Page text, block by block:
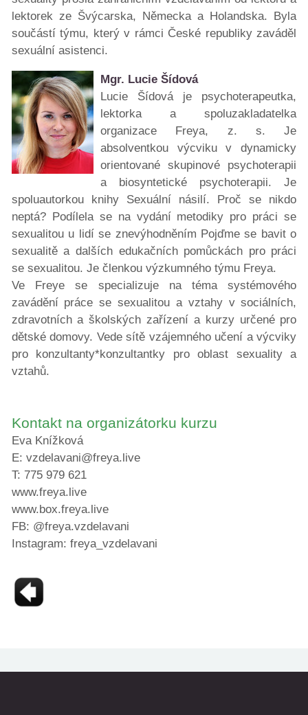
lektorek ze Švýcarska, Německa a Holandska. Byla
součástí týmu, který v rámci České republiky zaváděl
sexuální asistenci.
Mgr. Lucie Šídová
Lucie Šídová je psychoterapeutka,
lektorka a spoluzakladatelka
organizace Freya, z. s. Je
absolventkou výcviku v dynamicky
orientované skupinové psychoterapii
a biosyntetické psychoterapii. Je
spoluautorkou knihy Sexuální násilí. Proč se nikdo
neptá? Podílela se na vydání metodiky pro práci se
sexualitou u lidí se znevýhodněním Pojďme se bavit o
sexualitě a dalších edukačních pomůckách pro práci
se sexualitou. Je členkou výzkumného týmu Freya.
Ve Freye se specializuje na téma systémového
zavádění práce se sexualitou a vztahy v sociálních,
zdravotních a školských zařízení a kurzy určené pro
dětské domovy. Vede sítě vzájemného učení a výcviky
pro konzultanty*konzultantky pro oblast sexuality a
vztahů.
Kontakt na organizátorku kurzu
Eva Knížková
E: vzdelavani@freya.live
T: 775 979 621
www.freya.live
www.box.freya.live
FB: @freya.vzdelavani
Instagram: freya_vzdelavani